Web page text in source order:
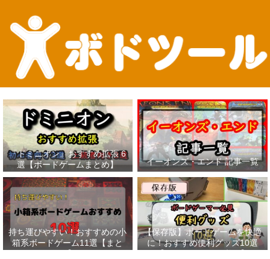
『ドミニオン』おすすめ拡張 6
選【ボードゲームまとめ】
イーオンズ・エンド 記事一覧
持ち運びやすい！おすすめの小
箱系ボードゲーム11選【まと
め】
【保存版】ボードゲームを快適
に！おすすめ便利グッズ10選
【ボードゲーマー必見】